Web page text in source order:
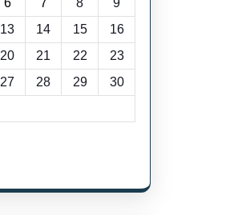
6 7 8
9
13 14 15
16
20 21 22
23
27 28 29
30